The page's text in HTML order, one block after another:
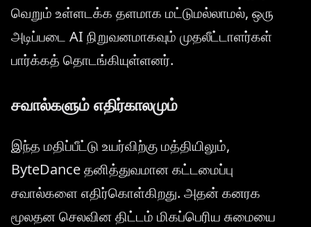
வெறும் உள்ளடக்க தளமாக மட்டுமல்லாமல், ஒரு
அடிப்படை AI நிறுவனமாகவும் முதலீட்டாளர்கள்
பார்க்கத் தொடங்கியுள்ளனர்.
சவால்களும் எதிர்காலமும்
இந்த மதிப்பீட்டு உயர்விற்கு மத்தியிலும்,
ByteDance தனித்துவமான கட்டமைப்பு
சவால்களை எதிர்கொள்கிறது. அதன் கனரக
மூலதன செலவின திட்டம் மிகப்பெரிய சுமையை